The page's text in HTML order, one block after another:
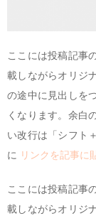
ここには投稿記事
載しながらオリジ
の途中に見出しを
くなります。余白
い改行は「シフト
に リンクを記事に
ここには投稿記事
載しながらオリジ